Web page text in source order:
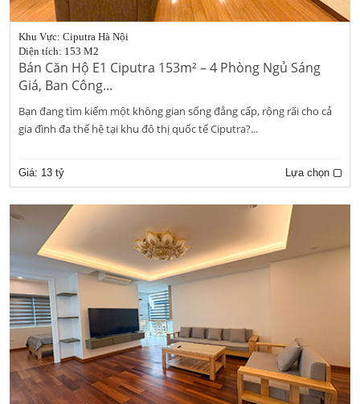
Khu Vực: Ciputra Hà Nội
Diện tích: 153 M2
Bán Căn Hộ E1 Ciputra 153m² – 4 Phòng Ngủ Sáng
Giá, Ban Công...
Bạn đang tìm kiếm một không gian sống đẳng cấp, rộng rãi cho cả
gia đình đa thế hệ tại khu đô thị quốc tế Ciputra?...
Giá: 13 tỷ Lựa chọn